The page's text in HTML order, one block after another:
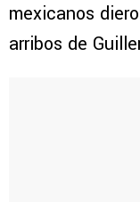
mexicanos
arribos de